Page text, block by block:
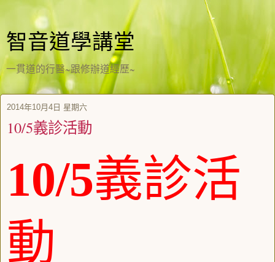
智音道學講堂
一貫道的行醫~跟修辦道經歷~
2014年10月4日 星期六
10/5義診活動
10/5義診活
動